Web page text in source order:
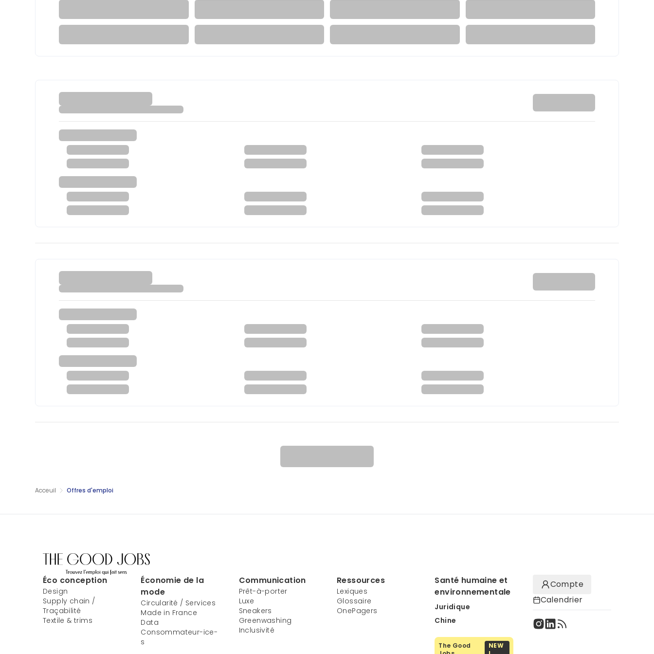
Acceuil Offres d'emploi
Éco conception
Design
Supply chain /
Traçabilité
Textile & trims
Économie de la
mode
Circularité / Services
Made in France
Data
Consommateur-ice-
s
Communication
Prêt-à-porter
Luxe
Sneakers
Greenwashing
Inclusivité
Ressources
Lexiques
Glossaire
OnePagers
Santé humaine et
environnementale
Juridique
Chine
The Good
NEW
Compte
Calendrier